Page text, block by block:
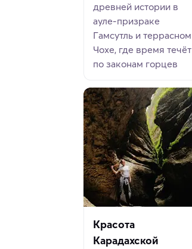
древней истории в
ауле-призраке
Гамсутль и террасном
Чохе, где время течёт
по законам горцев
Красота
Карадахской